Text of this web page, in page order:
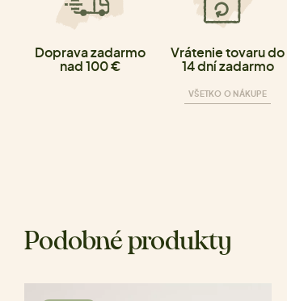
Doprava zadarmo
nad 100 €
Vrátenie tovaru do
14 dní zadarmo
VŠETKO O NÁKUPE
Podobné produkty